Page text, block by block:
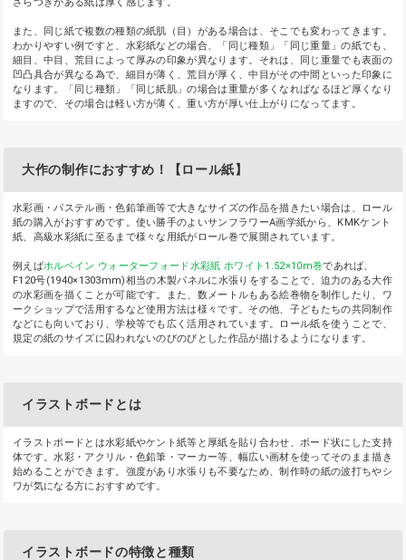
また、同じ紙で複数の種類の紙肌（目）がある場合は、そこでも変わってきます。
わかりやすい例ですと、水彩紙などの場合、「同じ種類」「同じ重量」の紙でも、
細目、中目、荒目によって厚みの印象が異なります。それは、同じ重量でも表面の
凹凸具合が異なる為で、細目が薄く、荒目が厚く、中目がその中間といった印象に
なります。「同じ種類」「同じ紙肌」の場合は重量が多くなればなるほど厚くなり
ますので、その場合は軽い方が薄く、重い方が厚い仕上がりになってます。
大作の制作におすすめ！【ロール紙】
水彩画・パステル画・色鉛筆画等で大きなサイズの作品を描きたい場合は、ロール
紙の購入がおすすめです。使い勝手のよいサンフラワーA画学紙から、KMKケント
紙、高級水彩紙に至るまで様々な用紙がロール巻で展開されています。
例えばホルベイン ウォーターフォード水彩紙 ホワイト1.52×10m巻であれば、
F120号(1940×1303mm)相当の木製パネルに水張りをすることで、迫力のある大作
の水彩画を描くことが可能です。また、数メートルもある絵巻物を制作したり、ワ
ークショップで活用するなど使用方法は様々です。その他、子どもたちの共同制作
などにも向いており、学校等でも広く活用されています。ロール紙を使うことで、
規定の紙のサイズに囚われないのびのびとした作品が描けるようになります。
イラストボードとは
イラストボードとは水彩紙やケント紙等と厚紙を貼り合わせ、ボード状にした支持
体です。水彩・アクリル・色鉛筆・マーカー等、幅広い画材を使ってそのまま描き
始めることができます。強度があり水張りも不要なため、制作時の紙の波打ちやシ
ワが気になる方におすすめです。
イラストボードの特徴と種類